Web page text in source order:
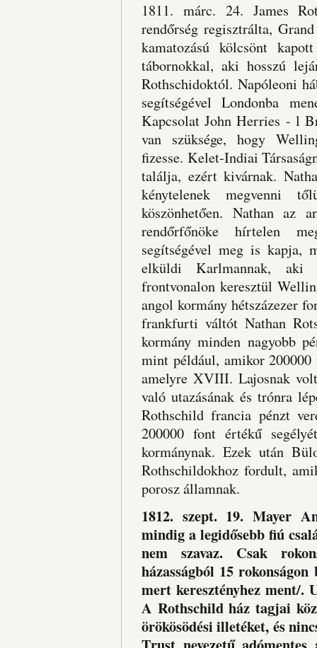
1811. márc. 24. James
rendőrség regisztrálta,
kamatozású kölcsönt
tábornokkal, aki hosszú
Rothschidoktól. Napóleoni
segítségével Londonba
Kapcsolat John Herries - l
van szüksége, hogy
fizesse. Kelet-Indiai
találja, ezért kivárnak.
kénytelenek megvenni
köszönhetően. Nathan az
rendőrfőnöke hírtelen
segítségével meg is kapja,
elküldi Karlmannak, aki
frontvonalon keresztül
angol kormány hétszázezer
frankfurti váltót Nathan
kormány minden nagyobb
mint például, amikor
amelyre XVIII. Lajosnak volt
való utazásának és trónra
Rothschild francia pénzt
200000 font értékű
kormánynak. Ezek után
Rothschildokhoz fordult,
porosz államnak.
1812. szept. 19. Mayer
mindig a legidősebb fiú
nem szavaz. Csak
házasságból 15
mert keresztényhez ment/.
A Rothschild ház tagjai
örökösödési illetéket, és